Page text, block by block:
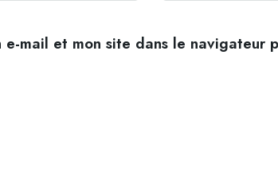
e-mail et mon site dans le navigateur